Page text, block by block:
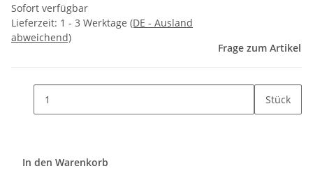
Sofort verfügbar
Lieferzeit: 1 - 3 Werktage (DE - Ausland
abweichend)
Frage zum Artikel
Stück
In den Warenkorb